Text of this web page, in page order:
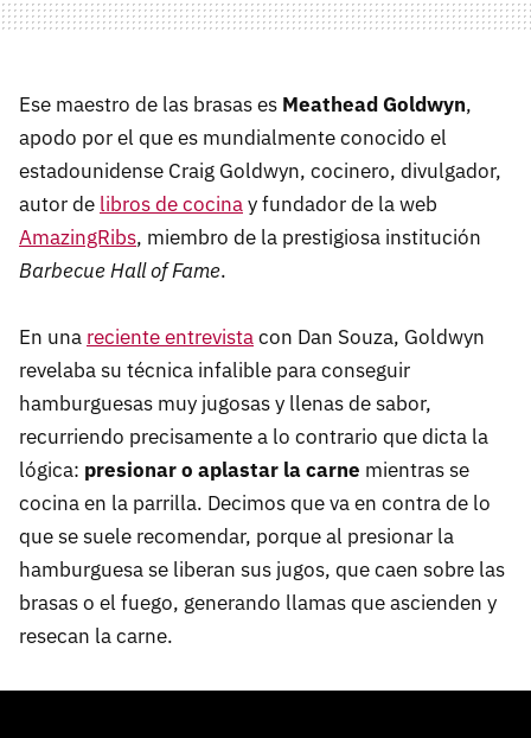
Ese maestro de las brasas es Meathead Goldwyn,
apodo por el que es mundialmente conocido el
estadounidense Craig Goldwyn, cocinero, divulgador,
autor de libros de cocinay fundador de la web
AmazingRibs, miembro de la prestigiosa institución
Barbecue Hall of Fame.
En una reciente entrevistacon Dan Souza, Goldwyn
revelaba su técnica infalible para conseguir
hamburguesas muy jugosas y llenas de sabor,
recurriendo precisamente a lo contrario que dicta la
lógica: presionar o aplastar la carne mientras se
cocina en la parrilla. Decimos que va en contra de lo
que se suele recomendar, porque al presionar la
hamburguesa se liberan sus jugos, que caen sobre las
brasas o el fuego, generando llamas que ascienden y
resecan la carne.